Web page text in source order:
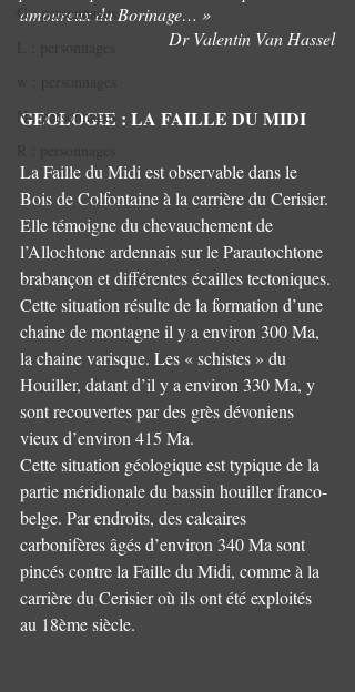
G : personnages
N : personnages
amoureux du Borinage… »
Dr Valentin Van Hassel
GEOLOGIE : LA FAILLE DU MIDI
La Faille du Midi est observable dans le
Bois de Colfontaine à la carrière du Cerisier.
Elle témoigne du chevauchement de
l’Allochtone ardennais sur le Parautochtone
brabançon et différentes écailles tectoniques.
Cette situation résulte de la formation d’une
chaine de montagne il y a environ 300 Ma,
la chaine varisque. Les « schistes » du
Houiller, datant d’il y a environ 330 Ma, y
sont recouvertes par des grès dévoniens
vieux d’environ 415 Ma.
Cette situation géologique est typique de la
partie méridionale du bassin houiller franco-
belge. Par endroits, des calcaires
carbonifères âgés d’environ 340 Ma sont
pincés contre la Faille du Midi, comme à la
carrière du Cerisier où ils ont été exploités
au 18ème siècle.